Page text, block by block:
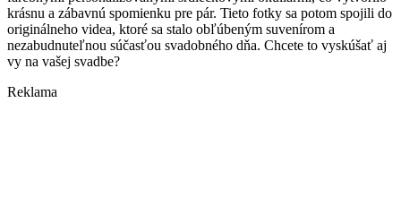
krásnu a zábavnú spomienku pre pár. Tieto fotky sa potom spojili do
originálneho videa, ktoré sa stalo obľúbeným suvenírom a
nezabudnuteľnou súčasťou svadobného dňa. Chcete to vyskúšať aj
vy na vašej svadbe?
Reklama